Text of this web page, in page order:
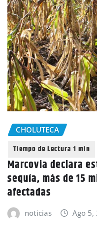
CHOLUTECA
Marcovia declara
sequía, más de 15
afectadas
noticias Ago 5,